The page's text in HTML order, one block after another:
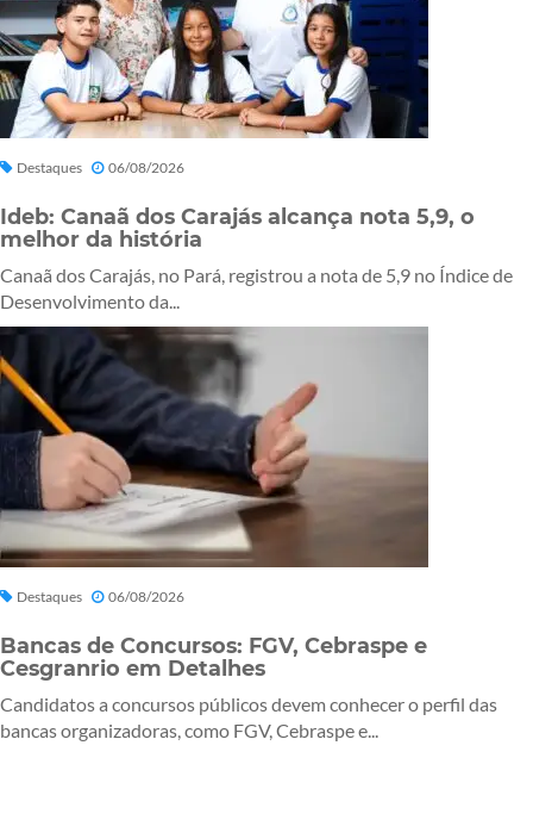
Destaques 06/08/2026
Ideb: Canaã dos Carajás alcança nota 5,9, o
melhor da história
Canaã dos Carajás, no Pará, registrou a nota de 5,9 no Índice de
Desenvolvimento da...
Destaques 06/08/2026
Bancas de Concursos: FGV, Cebraspe e
Cesgranrio em Detalhes
Candidatos a concursos públicos devem conhecer o perfil das
bancas organizadoras, como FGV, Cebraspe e...